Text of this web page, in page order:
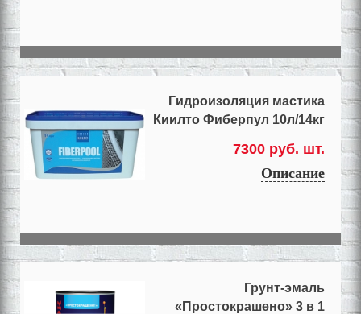
Гидроизоляция мастика
Киилто Фиберпул 10л/14кг
7300 руб. шт.
Описание
Грунт-эмаль
«Простокрашено» 3 в 1